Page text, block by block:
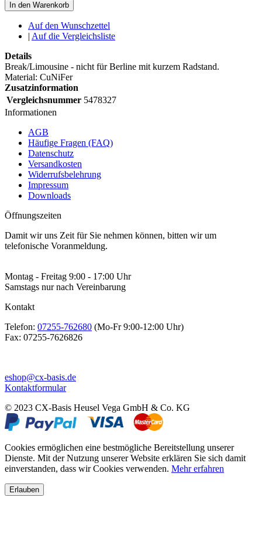
In den Warenkorb
Auf den Wunschzettel
| Auf die Vergleichsliste
Details
Break/Limousine - nicht für Berline mit kurzem Radstand.
Material: CuNiFer
Zusatzinformation
Vergleichsnummer 5478327
Informationen
AGB
Häufige Fragen (FAQ)
Datenschutz
Versandkosten
Widerrufsbelehrung
Impressum
Downloads
Öffnungszeiten
Damit wir uns Zeit für Sie nehmen können, bitten wir um
telefonische Voranmeldung.
Montag - Freitag 9:00 - 17:00 Uhr
Samstags nur nach Vereinbarung
Kontakt
Telefon: 07255-762680 (Mo-Fr 9:00-12:00 Uhr)
Fax: 07255-7626826
eshop@cx-basis.de
Kontaktformular
© 2023 CX-Basis Heusel Vega GmbH & Co. KG
Cookies ermöglichen eine bestmögliche Bereitstellung unserer
Dienste. Mit der Nutzung unserer Website erklären Sie sich damit
einverstanden, dass wir Cookies verwenden. Mehr erfahren
Erlauben